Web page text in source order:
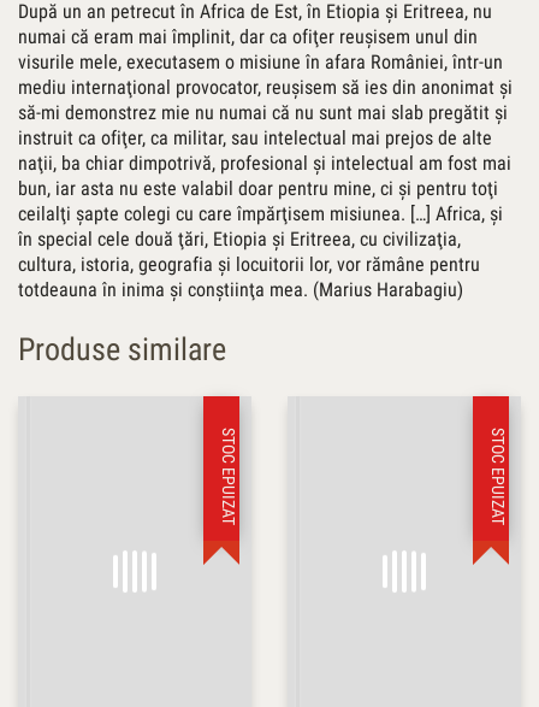
După un an petrecut în Africa de Est, în Etiopia şi Eritreea, nu
numai că eram mai împlinit, dar ca ofiţer reuşisem unul din
visurile mele, executasem o misiune în afara României, într-un
mediu internaţional provocator, reuşisem să ies din anonimat şi
să-mi demonstrez mie nu numai că nu sunt mai slab pregătit şi
instruit ca ofiţer, ca militar, sau intelectual mai prejos de alte
naţii, ba chiar dimpotrivă, profesional şi intelectual am fost mai
bun, iar asta nu este valabil doar pentru mine, ci şi pentru toţi
ceilalţi şapte colegi cu care împărţisem misiunea. […] Africa, şi
în special cele două ţări, Etiopia şi Eritreea, cu civilizaţia,
cultura, istoria, geografia şi locuitorii lor, vor rămâne pentru
totdeauna în inima şi conştiinţa mea. (Marius Harabagiu)
Produse similare
STOC EPUIZAT STOC EPUIZAT